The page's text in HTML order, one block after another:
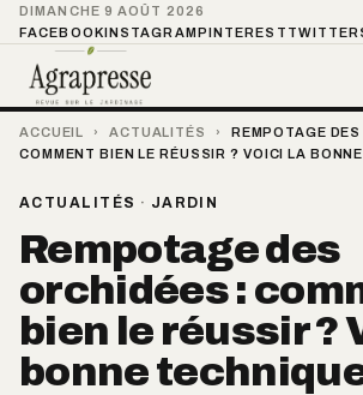
DIMANCHE 9 AOÛT 2026
FACEBOOKINSTAGRAMPINTEREST TWITTER
ACCUEIL › ACTUALITÉS ›
REMPOTAGE
COMMENT BIEN LE RÉUSSIR ? VOICI LA
ACTUALITÉS · JARDIN
Rempotage des
orchidées :
bien le réussir ?
bonne